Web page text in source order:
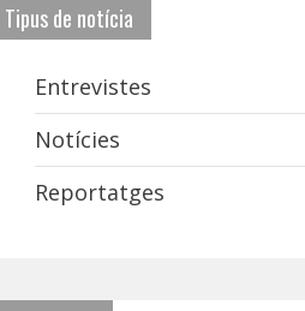
Tipus de notícia
Entrevistes
Notícies
Reportatges